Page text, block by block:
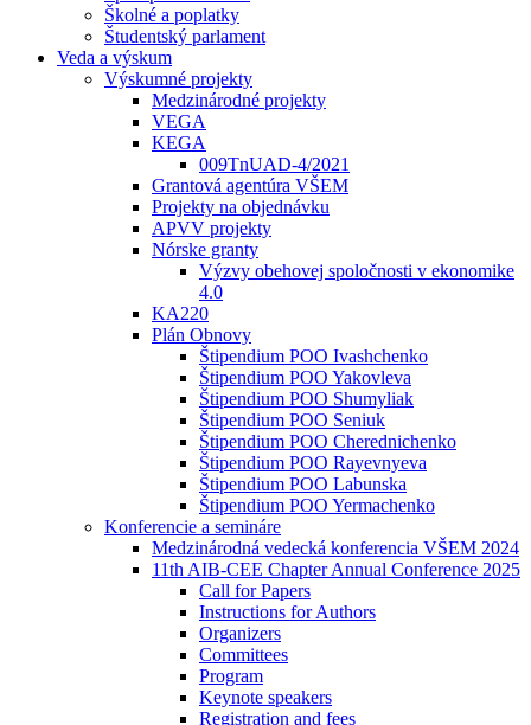
Školné a poplatky
Študentský parlament
Veda a výskum
Výskumné projekty
Medzinárodné projekty
VEGA
KEGA
009TnUAD-4/2021
Grantová agentúra VŠEM
Projekty na objednávku
APVV projekty
Nórske granty
Výzvy obehovej spoločnosti v ekonomike
4.0
KA220
Plán Obnovy
Štipendium POO Ivashchenko
Štipendium POO Yakovleva
Štipendium POO Shumyliak
Štipendium POO Seniuk
Štipendium POO Cherednichenko
Štipendium POO Rayevnyeva
Štipendium POO Labunska
Štipendium POO Yermachenko
Konferencie a semináre
Medzinárodná vedecká konferencia VŠEM 2024
11th AIB-CEE Chapter Annual Conference 2025
Call for Papers
Instructions for Authors
Organizers
Committees
Program
Keynote speakers
Registration and fees